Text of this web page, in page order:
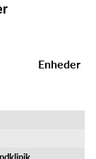
Enheder